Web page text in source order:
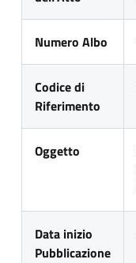
Numero Albo
Codice di
Riferimento
Oggetto
Data inizio
Pubblicazione